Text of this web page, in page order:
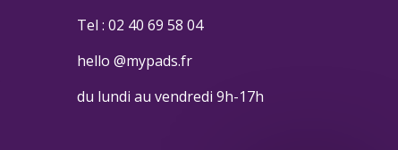
Tel : 02 40 69 58 04
hello @mypads.fr
du lundi au vendredi 9h-17h